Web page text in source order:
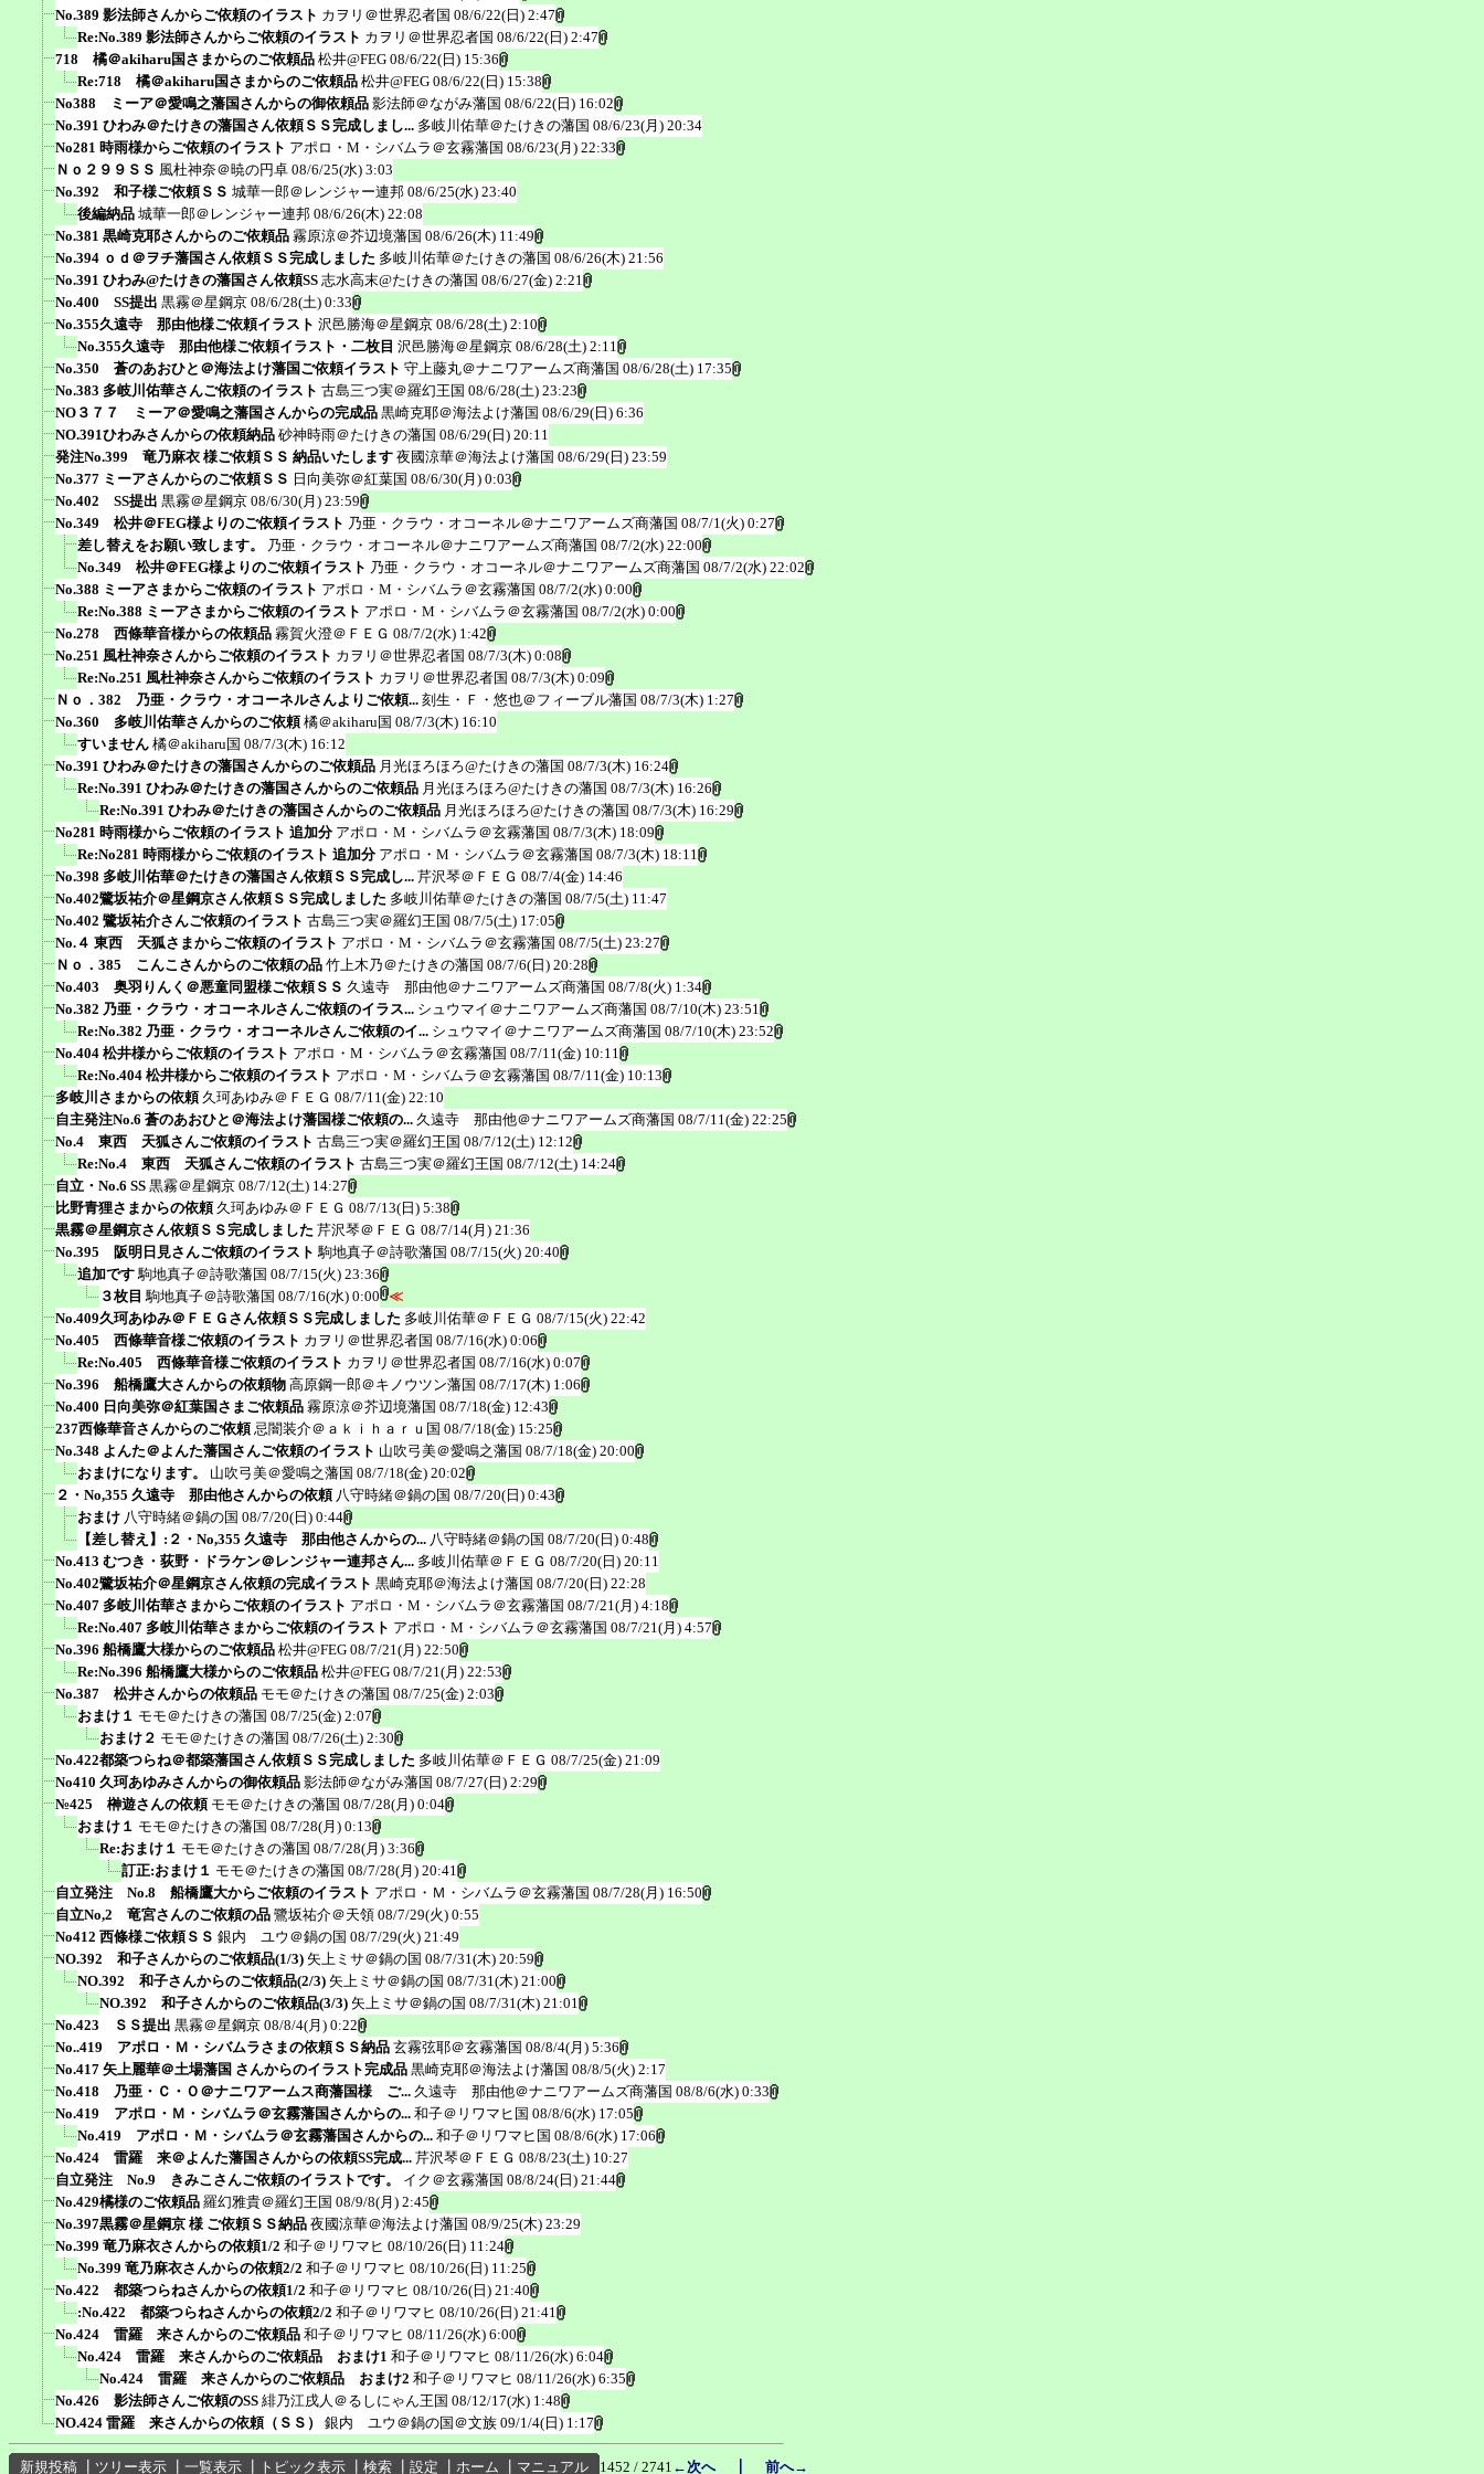
No.389 影法師さんからご依頼のイラスト カヲリ＠世界忍者国 08/6/22(日) 2:47
Re:No.389 影法師さんからご依頼のイラスト カヲリ＠世界忍者国 08/6/22(日) 2:47
718 橘＠akiharu国さまからのご依頼品 松井@FEG 08/6/22(日) 15:36
Re:718 橘＠akiharu国さまからのご依頼品 松井@FEG 08/6/22(日) 15:38
No388 ミーア＠愛鳴之藩国さんからの御依頼品 影法師＠ながみ藩国 08/6/22(日) 16:02
No.391 ひわみ＠たけきの藩国さん依頼ＳＳ完成しまし... 多岐川佑華＠たけきの藩国 08/6/23(月) 20:34
No281 時雨様からご依頼のイラスト アポロ・M・シバムラ＠玄霧藩国 08/6/23(月) 22:33
Ｎｏ２９９ＳＳ 風杜神奈＠暁の円卓 08/6/25(水) 3:03
No.392 和子様ご依頼ＳＳ 城華一郎＠レンジャー連邦 08/6/25(水) 23:40
後編納品 城華一郎＠レンジャー連邦 08/6/26(木) 22:08
No.381 黒崎克耶さんからのご依頼品 霧原涼＠芥辺境藩国 08/6/26(木) 11:49
No.394 ｏｄ＠ヲチ藩国さん依頼ＳＳ完成しました 多岐川佑華＠たけきの藩国 08/6/26(木) 21:56
No.391 ひわみ@たけきの藩国さん依頼SS 志水高末@たけきの藩国 08/6/27(金) 2:21
No.400 SS提出 黒霧＠星鋼京 08/6/28(土) 0:33
No.355久遠寺 那由他様ご依頼イラスト 沢邑勝海＠星鋼京 08/6/28(土) 2:10
No.355久遠寺 那由他様ご依頼イラスト・二枚目 沢邑勝海＠星鋼京 08/6/28(土) 2:11
No.350 蒼のあおひと＠海法よけ藩国ご依頼イラスト 守上藤丸＠ナニワアームズ商藩国 08/6/28(土) 17:35
No.383 多岐川佑華さんご依頼のイラスト 古島三つ実＠羅幻王国 08/6/28(土) 23:23
NO３７７ ミーア＠愛鳴之藩国さんからの完成品 黒崎克耶＠海法よけ藩国 08/6/29(日) 6:36
NO.391ひわみさんからの依頼納品 砂神時雨＠たけきの藩国 08/6/29(日) 20:11
発注No.399 竜乃麻衣 様ご依頼ＳＳ 納品いたします 夜國涼華＠海法よけ藩国 08/6/29(日) 23:59
No.377 ミーアさんからのご依頼ＳＳ 日向美弥＠紅葉国 08/6/30(月) 0:03
No.402 SS提出 黒霧＠星鋼京 08/6/30(月) 23:59
No.349 松井＠FEG様よりのご依頼イラスト 乃亜・クラウ・オコーネル＠ナニワアームズ商藩国 08/7/1(火) 0:27
差し替えをお願い致します。
乃亜・クラウ・オコーネル＠ナニワアームズ商藩国 08/7/2(水) 22:00
No.349 松井＠FEG様よりのご依頼イラスト 乃亜・クラウ・オコーネル＠ナニワアームズ商藩国 08/7/2(水) 22:02
No.388 ミーアさまからご依頼のイラスト アポロ・M・シバムラ＠玄霧藩国 08/7/2(水) 0:00
Re:No.388 ミーアさまからご依頼のイラスト アポロ・M・シバムラ＠玄霧藩国 08/7/2(水) 0:00
No.278 西條華音様からの依頼品 霧賀火澄＠ＦＥＧ 08/7/2(水) 1:42
No.251 風杜神奈さんからご依頼のイラスト カヲリ＠世界忍者国 08/7/3(木) 0:08
Re:No.251 風杜神奈さんからご依頼のイラスト カヲリ＠世界忍者国 08/7/3(木) 0:09
Ｎｏ．382 乃亜・クラウ・オコーネルさんよりご依頼... 刻生・Ｆ・悠也＠フィーブル藩国 08/7/3(木) 1:27
No.360 多岐川佑華さんからのご依頼 橘＠akiharu国 08/7/3(木) 16:10
すいません 橘＠akiharu国 08/7/3(木) 16:12
No.391 ひわみ＠たけきの藩国さんからのご依頼品 月光ほろほろ@たけきの藩国 08/7/3(木) 16:24
Re:No.391 ひわみ＠たけきの藩国さんからのご依頼品 月光ほろほろ@たけきの藩国 08/7/3(木) 16:26
Re:No.391 ひわみ＠たけきの藩国さんからのご依頼品 月光ほろほろ@たけきの藩国 08/7/3(木) 16:29
No281 時雨様からご依頼のイラスト 追加分 アポロ・M・シバムラ＠玄霧藩国 08/7/3(木) 18:09
Re:No281 時雨様からご依頼のイラスト 追加分 アポロ・M・シバムラ＠玄霧藩国 08/7/3(木) 18:11
No.398 多岐川佑華＠たけきの藩国さん依頼ＳＳ完成し... 芹沢琴＠ＦＥＧ 08/7/4(金) 14:46
No.402鷺坂祐介＠星鋼京さん依頼ＳＳ完成しました 多岐川佑華＠たけきの藩国 08/7/5(土) 11:47
No.402 鷺坂祐介さんご依頼のイラスト 古島三つ実＠羅幻王国 08/7/5(土) 17:05
No.４ 東西 天狐さまからご依頼のイラスト アポロ・M・シバムラ＠玄霧藩国 08/7/5(土) 23:27
Ｎｏ．385 こんこさんからのご依頼の品 竹上木乃＠たけきの藩国 08/7/6(日) 20:28
No.403 奥羽りんく＠悪童同盟様ご依頼ＳＳ 久遠寺 那由他＠ナニワアームズ商藩国 08/7/8(火) 1:34
No.382 乃亜・クラウ・オコーネルさんご依頼のイラス... シュウマイ＠ナニワアームズ商藩国 08/7/10(木) 23:51
Re:No.382 乃亜・クラウ・オコーネルさんご依頼のイ... シュウマイ＠ナニワアームズ商藩国 08/7/10(木) 23:52
No.404 松井様からご依頼のイラスト アポロ・M・シバムラ＠玄霧藩国 08/7/11(金) 10:11
Re:No.404 松井様からご依頼のイラスト アポロ・M・シバムラ＠玄霧藩国 08/7/11(金) 10:13
多岐川さまからの依頼 久珂あゆみ＠ＦＥＧ 08/7/11(金) 22:10
自主発注No.6 蒼のあおひと＠海法よけ藩国様ご依頼の... 久遠寺 那由他＠ナニワアームズ商藩国 08/7/11(金) 22:25
No.4 東西 天狐さんご依頼のイラスト 古島三つ実＠羅幻王国 08/7/12(土) 12:12
Re:No.4 東西 天狐さんご依頼のイラスト 古島三つ実＠羅幻王国 08/7/12(土) 14:24
自立・No.6 SS 黒霧＠星鋼京 08/7/12(土) 14:27
比野青狸さまからの依頼 久珂あゆみ＠ＦＥＧ 08/7/13(日) 5:38
黒霧＠星鋼京さん依頼ＳＳ完成しました 芹沢琴＠ＦＥＧ 08/7/14(月) 21:36
No.395 阪明日見さんご依頼のイラスト 駒地真子＠詩歌藩国 08/7/15(火) 20:40
追加です 駒地真子＠詩歌藩国 08/7/15(火) 23:36
３枚目 駒地真子＠詩歌藩国 08/7/16(水) 0:00 ≪
No.409久珂あゆみ＠ＦＥＧさん依頼ＳＳ完成しました 多岐川佑華＠ＦＥＧ 08/7/15(火) 22:42
No.405 西條華音様ご依頼のイラスト カヲリ＠世界忍者国 08/7/16(水) 0:06
Re:No.405 西條華音様ご依頼のイラスト カヲリ＠世界忍者国 08/7/16(水) 0:07
No.396 船橋鷹大さんからの依頼物 高原鋼一郎＠キノウツン藩国 08/7/17(木) 1:06
No.400 日向美弥＠紅葉国さまご依頼品 霧原涼＠芥辺境藩国 08/7/18(金) 12:43
237西條華音さんからのご依頼 忌闇装介＠ａｋｉｈａｒｕ国 08/7/18(金) 15:25
No.348 よんた＠よんた藩国さんご依頼のイラスト 山吹弓美＠愛鳴之藩国 08/7/18(金) 20:00
おまけになります。
山吹弓美＠愛鳴之藩国 08/7/18(金) 20:02
２・No,355 久遠寺 那由他さんからの依頼 八守時緒＠鍋の国 08/7/20(日) 0:43
おまけ 八守時緒＠鍋の国 08/7/20(日) 0:44
【差し替え】:２・No,355 久遠寺 那由他さんからの... 八守時緒＠鍋の国 08/7/20(日) 0:48
No.413 むつき・荻野・ドラケン＠レンジャー連邦さん... 多岐川佑華＠ＦＥＧ 08/7/20(日) 20:11
No.402鷺坂祐介＠星鋼京さん依頼の完成イラスト 黒崎克耶＠海法よけ藩国 08/7/20(日) 22:28
No.407 多岐川佑華さまからご依頼のイラスト アポロ・M・シバムラ＠玄霧藩国 08/7/21(月) 4:18
Re:No.407 多岐川佑華さまからご依頼のイラスト アポロ・M・シバムラ＠玄霧藩国 08/7/21(月) 4:57
No.396 船橋鷹大様からのご依頼品 松井@FEG 08/7/21(月) 22:50
Re:No.396 船橋鷹大様からのご依頼品 松井@FEG 08/7/21(月) 22:53
No.387 松井さんからの依頼品 モモ＠たけきの藩国 08/7/25(金) 2:03
おまけ１ モモ＠たけきの藩国 08/7/25(金) 2:07
おまけ２ モモ＠たけきの藩国 08/7/26(土) 2:30
No.422都築つらね＠都築藩国さん依頼ＳＳ完成しました 多岐川佑華＠ＦＥＧ 08/7/25(金) 21:09
No410 久珂あゆみさんからの御依頼品 影法師＠ながみ藩国 08/7/27(日) 2:29
№425 榊遊さんの依頼 モモ＠たけきの藩国 08/7/28(月) 0:04
おまけ１ モモ＠たけきの藩国 08/7/28(月) 0:13
Re:おまけ１ モモ＠たけきの藩国 08/7/28(月) 3:36
訂正:おまけ１ モモ＠たけきの藩国 08/7/28(月) 20:41
自立発注 No.8 船橋鷹大からご依頼のイラスト アポロ・Ｍ・シバムラ＠玄霧藩国 08/7/28(月) 16:50
自立No,2 竜宮さんのご依頼の品 鷺坂祐介＠天領 08/7/29(火) 0:55
No412 西條様ご依頼ＳＳ 銀内 ユウ＠鍋の国 08/7/29(火) 21:49
NO.392 和子さんからのご依頼品(1/3) 矢上ミサ＠鍋の国 08/7/31(木) 20:59
NO.392 和子さんからのご依頼品(2/3) 矢上ミサ＠鍋の国 08/7/31(木) 21:00
NO.392 和子さんからのご依頼品(3/3) 矢上ミサ＠鍋の国 08/7/31(木) 21:01
No.423 ＳＳ提出 黒霧＠星鋼京 08/8/4(月) 0:22
No..419 アポロ・Ｍ・シバムラさまの依頼ＳＳ納品 玄霧弦耶＠玄霧藩国 08/8/4(月) 5:36
No.417 矢上麗華＠土場藩国 さんからのイラスト完成品 黒崎克耶＠海法よけ藩国 08/8/5(火) 2:17
No.418 乃亜・Ｃ・Ｏ＠ナニワアームス商藩国様 ご... 久遠寺 那由他＠ナニワアームズ商藩国 08/8/6(水) 0:33
No.419 アポロ・Ｍ・シバムラ＠玄霧藩国さんからの... 和子＠リワマヒ国 08/8/6(水) 17:05
No.419 アポロ・Ｍ・シバムラ＠玄霧藩国さんからの... 和子＠リワマヒ国 08/8/6(水) 17:06
No.424 雷羅 来＠よんた藩国さんからの依頼SS完成... 芹沢琴＠ＦＥＧ 08/8/23(土) 10:27
自立発注 No.9 きみこさんご依頼のイラストです。
イク＠玄霧藩国 08/8/24(日) 21:44
No.429橘様のご依頼品 羅幻雅貴＠羅幻王国 08/9/8(月) 2:45
No.397黒霧＠星鋼京 様 ご依頼ＳＳ納品 夜國涼華＠海法よけ藩国 08/9/25(木) 23:29
No.399 竜乃麻衣さんからの依頼1/2 和子＠リワマヒ 08/10/26(日) 11:24
No.399 竜乃麻衣さんからの依頼2/2 和子＠リワマヒ 08/10/26(日) 11:25
No.422 都築つらねさんからの依頼1/2 和子＠リワマヒ 08/10/26(日) 21:40
:No.422 都築つらねさんからの依頼2/2 和子＠リワマヒ 08/10/26(日) 21:41
No.424 雷羅 来さんからのご依頼品 和子＠リワマヒ 08/11/26(水) 6:00
No.424 雷羅 来さんからのご依頼品 おまけ1 和子＠リワマヒ 08/11/26(水) 6:04
No.424 雷羅 来さんからのご依頼品 おまけ2 和子＠リワマヒ 08/11/26(水) 6:35
No.426 影法師さんご依頼のSS 緋乃江戌人＠るしにゃん王国 08/12/17(水) 1:48
NO.424 雷羅 来さんからの依頼（ＳＳ）
銀内 ユウ＠鍋の国＠文族 09/1/4(日) 1:17
新規投稿 ツリー表示 一覧表示 トピック表示 検索 設定 ホーム マニュアル 1452 / 2741 ←次へ｜ 前へ→